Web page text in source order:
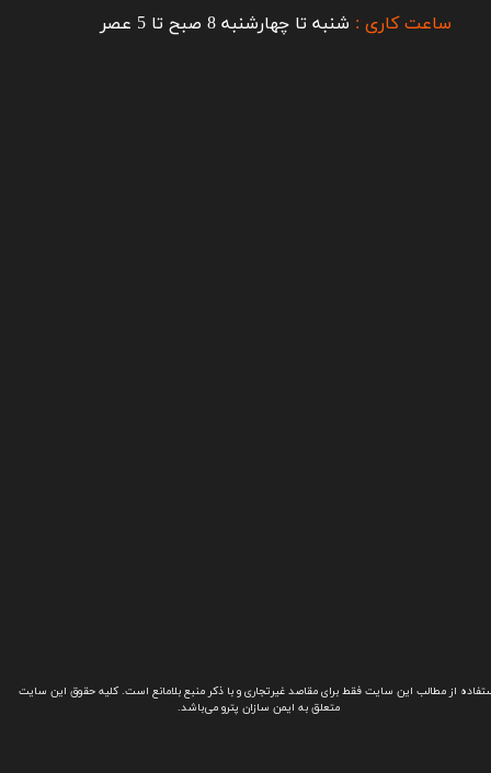
از مطالب این سایت فقط برای مقاصد غیرتجاری و با ذکر منبع بلامانع است. کلیه حقوق این سایت
متعلق به ایمن سازان پترو می‌باشد.
ساعت کاری : شنبه تا چهارشنبه 8 صبح تا 5 عصر